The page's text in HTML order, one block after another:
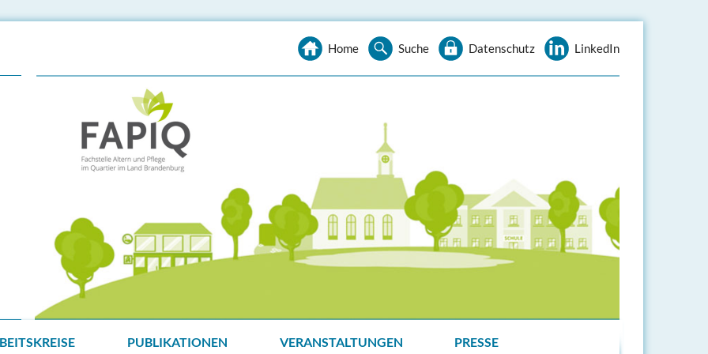
Home Suche Datenschutz LinkedIn
PUBLIKATIONEN VERANSTALTUNGEN PRESSE